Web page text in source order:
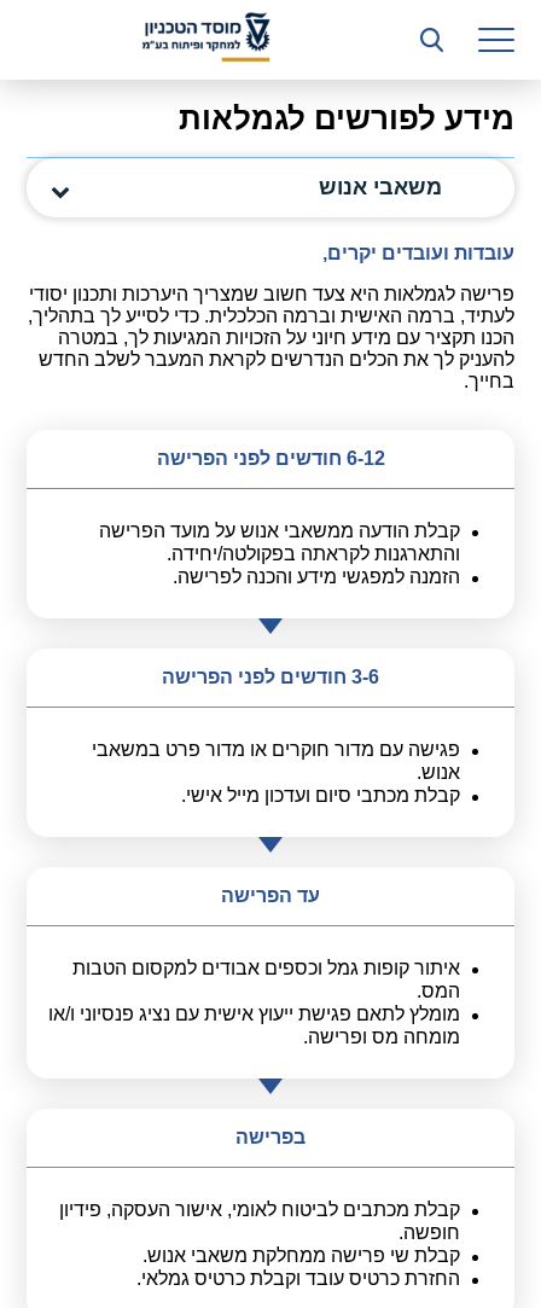
רשות המחקר
היחידה העסקית (T3)
קשרי תעשייה
ביה”ס ללימודי המשך
המכון הישראלי לטכנולוגיות ייצור חומרים
משאבי אנוש
כספים וכלכלה
מחלקת תפעול
קולות קוראים
מידע לפורשים לגמלאות
משאבי אנוש
עובדות ועובדים יקרים,
פרישה לגמלאות היא צעד חשוב שמצריך היערכות ותכנון יסודי
לעתיד, ברמה האישית וברמה הכלכלית. כדי לסייע לך בתהליך,
הכנו תקציר עם מידע חיוני על הזכויות המגיעות לך, במטרה
להעניק לך את הכלים הנדרשים לקראת המעבר לשלב החדש
בחייך.
6-12 חודשים לפני הפרישה
קבלת הודעה ממשאבי אנוש על מועד הפרישה
והתארגנות לקראתה בפקולטה/יחידה.
הזמנה למפגשי מידע והכנה לפרישה.
3-6 חודשים לפני הפרישה
פגישה עם מדור חוקרים או מדור פרט במשאבי
אנוש.
קבלת מכתבי סיום ועדכון מייל אישי.
עד הפרישה
איתור קופות גמל וכספים אבודים למקסום הטבות
המס.
מומלץ לתאם פגישת ייעוץ אישית עם נציג פנסיוני ו/או
מומחה מס ופרישה.
בפרישה
קבלת מכתבים לביטוח לאומי, אישור העסקה, פידיון
חופשה.
קבלת שי פרישה ממחלקת משאבי אנוש.
החזרת כרטיס עובד וקבלת כרטיס גמלאי.